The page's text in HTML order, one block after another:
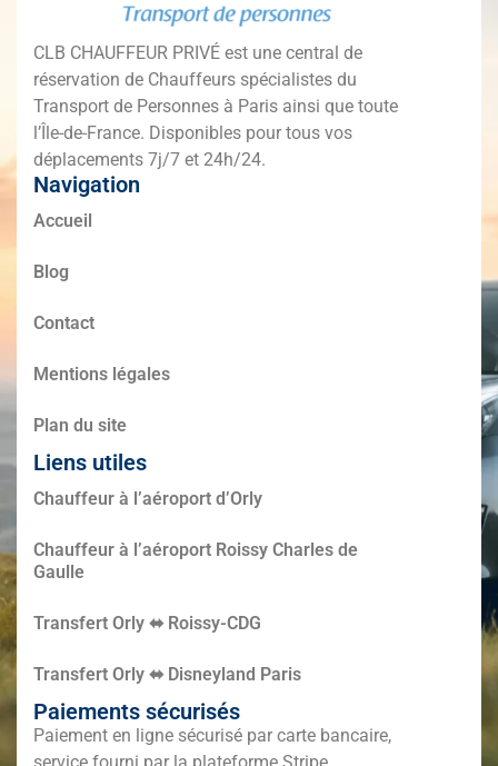
CLB CHAUFFEUR PRIVÉ est une central de
réservation de Chauffeurs spécialistes du
Transport de Personnes à Paris ainsi que toute
l’Île-de-France. Disponibles pour tous vos
déplacements 7j/7 et 24h/24.
Navigation
Accueil
Blog
Contact
Mentions légales
Plan du site
Liens utiles
Chauffeur à l’aéroport d’Orly
Chauffeur à l’aéroport Roissy Charles de
Gaulle
Transfert Orly ⬌ Roissy-CDG
Transfert Orly ⬌ Disneyland Paris
Paiements sécurisés
Paiement en ligne sécurisé par carte bancaire,